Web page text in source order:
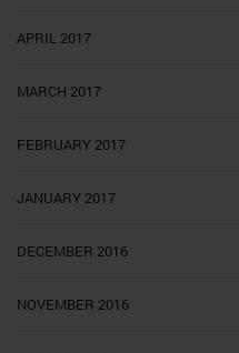
APRIL 2017
MARCH 2017
FEBRUARY 2017
JANUARY 2017
DECEMBER 2016
NOVEMBER 2016